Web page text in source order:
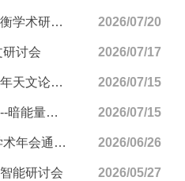
二号通知） 2026/07/20
讨会 2026/07/17
一号通知） 2026/07/15
论坛会议通知 2026/07/15
（第三号） 2026/06/26
能研讨会 2026/05/27